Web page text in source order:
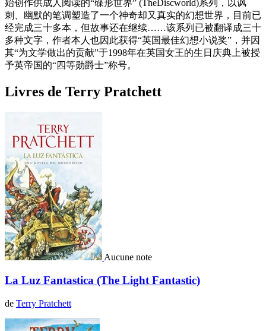
始创作供成人阅读的“碟形世界” (TheDiscworld)系列，以讽
刺、幽默的笔调塑造了一个神奇却又真实的幻想世界，目前已
经完成三十多本，但故事还在继续……该系列已被翻译成三十
多种文字，作者本人也因此获得“英国最佳幻想小说奖”，并因
其“为文学做出的贡献”于1998年在英国女王的生日庆典上被授
予英帝国的“四等勋爵士”称号。
Livres de Terry Pratchett
Aucune note
La Luz Fantastica (The Light Fantastic)
de Terry Pratchett